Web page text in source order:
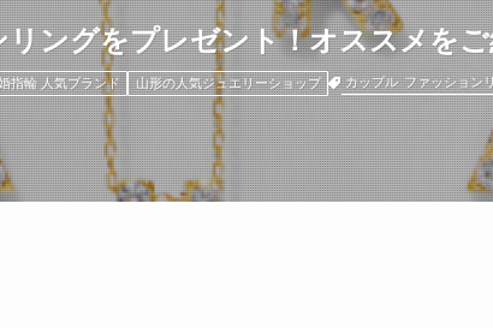
ングをプレゼント！オススメを
指輪 人気ブランド 山形の人気ジュエリーショップ カップル ファッション